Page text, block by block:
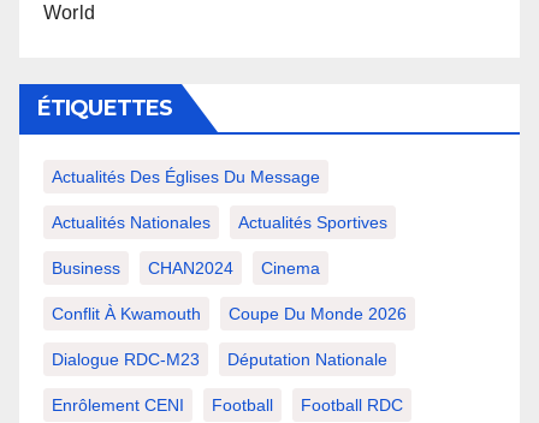
World
ÉTIQUETTES
Actualités Des Églises Du Message
Actualités Nationales Actualités Sportives
Business CHAN2024 Cinema
Conflit À Kwamouth Coupe Du Monde 2026
Dialogue RDC-M23 Députation Nationale
Enrôlement CENI Football Football RDC